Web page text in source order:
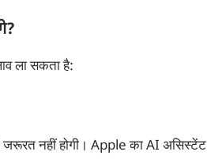
ला सकता है:
जरूरत नहीं होगी। Apple का AI असिस्टेंट